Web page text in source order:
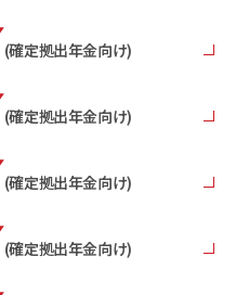
(確定拠出年金向け)
(確定拠出年金向け)
(確定拠出年金向け)
(確定拠出年金向け)